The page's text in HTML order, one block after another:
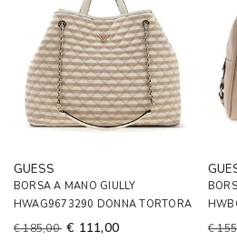
GUESS
BORSA A MANO GIULLY
HWAG9673290 DONNA TORTORA
€ 185,00 € 111,00 €